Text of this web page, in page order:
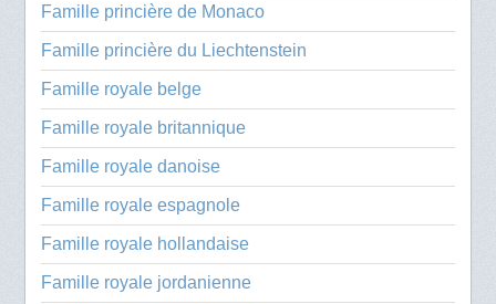
Famille princière de Monaco
Famille princière du Liechtenstein
Famille royale belge
Famille royale britannique
Famille royale danoise
Famille royale espagnole
Famille royale hollandaise
Famille royale jordanienne